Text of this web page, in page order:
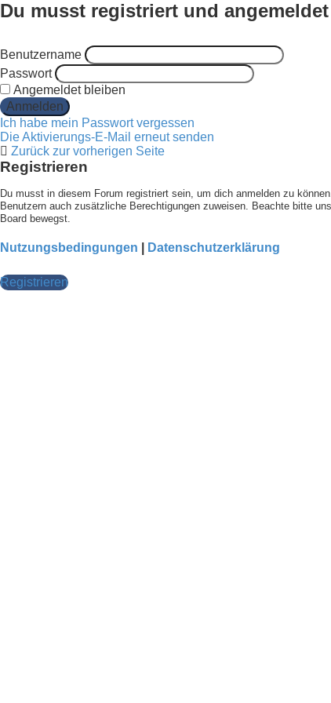
Du musst registriert und
Benutzername
Passwort
Angemeldet bleiben
Ich habe mein Passwort vergessen
Die Aktivierungs-E-Mail erneut senden
Zurück zur vorherigen Seite
Registrieren
Du musst in diesem Forum registriert sein, um dich anmelden zu
Benutzern auch zusätzliche Berechtigungen zuweisen. Beachte bitte
Board bewegst.
Nutzungsbedingungen Datenschutzerklärung
Registrieren